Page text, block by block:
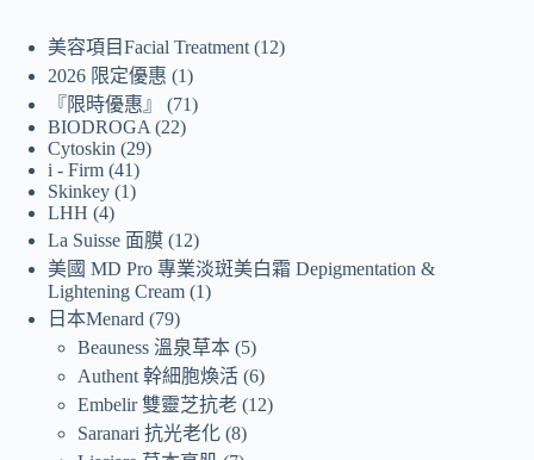
美容項目Facial Treatment 12
2026 限定優惠
1
『限時優惠』
71
BIODROGA 22
Cytoskin 29
i - Firm 41
Skinkey 1
LHH 4
La Suisse 面膜 12
美國 MD Pro 專業淡斑美白霜 Depigmentation &
Lightening Cream 1
日本Menard 79
Beauness 溫泉草本 5
Authent 幹細胞煥活 6
Embelir 雙靈芝抗老 12
Saranari 抗光老化 8